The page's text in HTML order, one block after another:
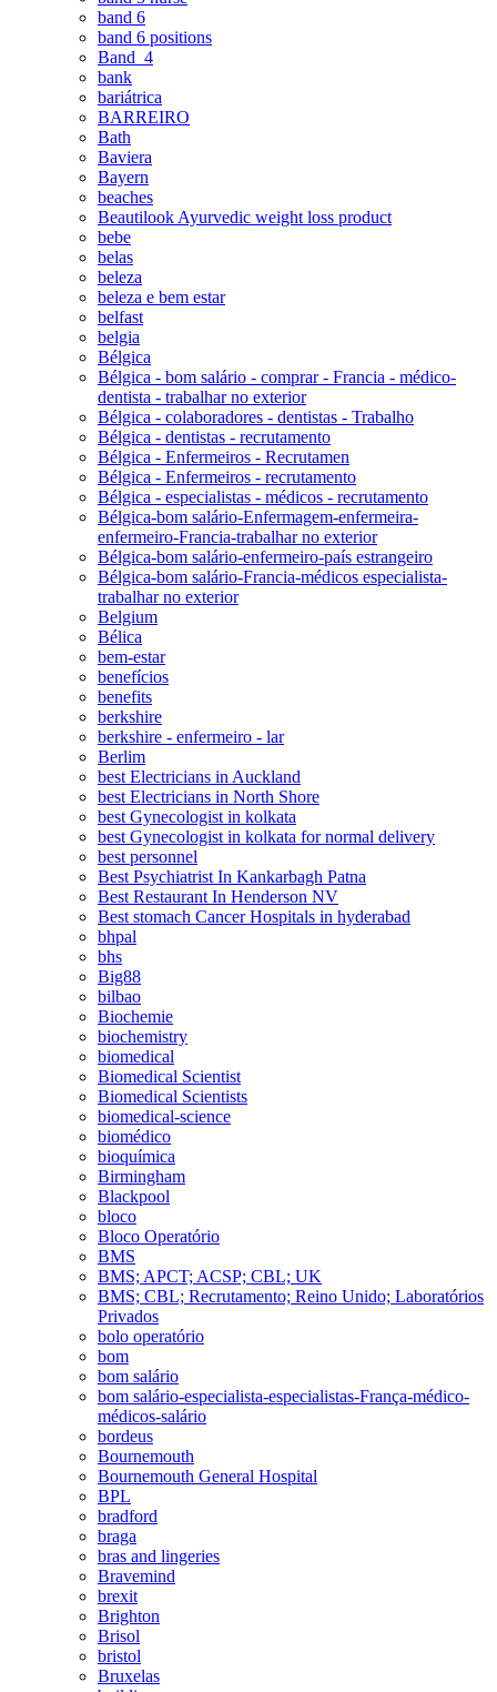
band 6
band 6 positions
Band_4
bank
bariátrica
BARREIRO
Bath
Baviera
Bayern
beaches
Beautilook Ayurvedic weight loss product
bebe
belas
beleza
beleza e bem estar
belfast
belgia
Bélgica
Bélgica - bom salário - comprar - Francia - médico-
dentista - trabalhar no exterior
Bélgica - colaboradores - dentistas - Trabalho
Bélgica - dentistas - recrutamento
Bélgica - Enfermeiros - Recrutamen
Bélgica - Enfermeiros - recrutamento
Bélgica - especialistas - médicos - recrutamento
Bélgica-bom salário-Enfermagem-enfermeira-
enfermeiro-Francia-trabalhar no exterior
Bélgica-bom salário-enfermeiro-país estrangeiro
Bélgica-bom salário-Francia-médicos especialista-
trabalhar no exterior
Belgium
Bélica
bem-estar
benefícios
benefits
berkshire
berkshire - enfermeiro - lar
Berlim
best Electricians in Auckland
best Electricians in North Shore
best Gynecologist in kolkata
best Gynecologist in kolkata for normal delivery
best personnel
Best Psychiatrist In Kankarbagh Patna
Best Restaurant In Henderson NV
Best stomach Cancer Hospitals in hyderabad
bhpal
bhs
Big88
bilbao
Biochemie
biochemistry
biomedical
Biomedical Scientist
Biomedical Scientists
biomedical-science
biomédico
bioquímica
Birmingham
Blackpool
bloco
Bloco Operatório
BMS
BMS; APCT; ACSP; CBL; UK
BMS; CBL; Recrutamento; Reino Unido; Laboratórios
Privados
bolo operatório
bom
bom salário
bom salário-especialista-especialistas-França-médico-
médicos-salário
bordeus
Bournemouth
Bournemouth General Hospital
BPL
bradford
braga
bras and lingeries
Bravemind
brexit
Brighton
Brisol
bristol
Bruxelas